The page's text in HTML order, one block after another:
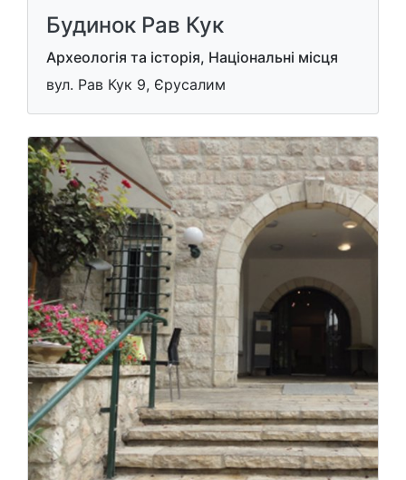
Будинок Рав Кук
Археологія та історія, Національні місця
вул. Рав Кук 9, Єрусалим